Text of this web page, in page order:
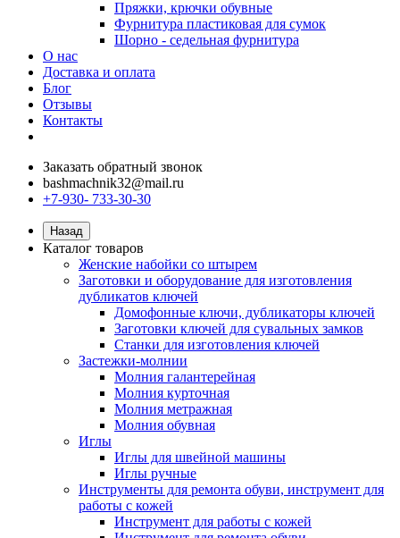
Пряжки, крючки обувные
Фурнитура пластиковая для сумок
Шорно - седельная фурнитура
О нас
Доставка и оплата
Блог
Отзывы
Контакты
Заказать обратный звонок
bashmachnik32@mail.ru
+7-930- 733-30-30
Назад
Каталог товаров
Женские набойки со штырем
Заготовки и оборудование для изготовления
дубликатов ключей
Домофонные ключи, дубликаторы ключей
Заготовки ключей для сувальных замков
Станки для изготовления ключей
Застежки-молнии
Молния галантерейная
Молния курточная
Молния метражная
Молния обувная
Иглы
Иглы для швейной машины
Иглы ручные
Инструменты для ремонта обуви, инструмент для
работы с кожей
Инструмент для работы с кожей